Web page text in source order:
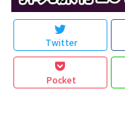
Twitter
Pocket